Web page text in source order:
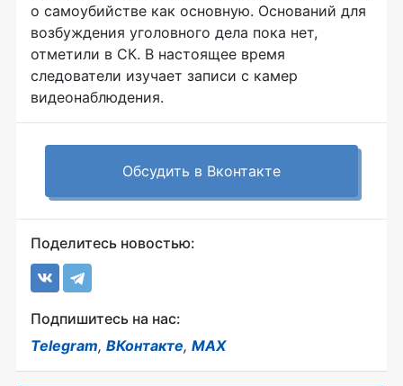
о самоубийстве как основную. Оснований для
возбуждения уголовного дела пока нет,
отметили в СК. В настоящее время
следователи изучает записи с камер
видеонаблюдения.
Обсудить в Вконтакте
Поделитесь новостью:
Подпишитесь на нас:
Telegram, ВКонтакте, MAX